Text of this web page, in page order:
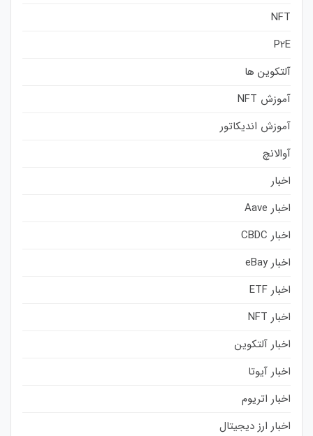
NFT
P2E
آلتکوین ها
آموزش NFT
آموزش اندیکاتور
آوالانچ
اخبار
اخبار Aave
اخبار CBDC
اخبار eBay
اخبار ETF
اخبار NFT
اخبار آلتکوین
اخبار آیوتا
اخبار اتریوم
اخبار ارز دیجیتال